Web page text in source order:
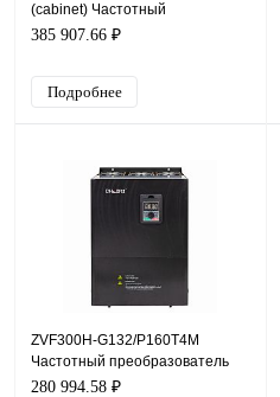
(cabinet) Частотный
преобразователь ZVF300H,
385 907.66 ₽
Подробнее
ZVF300H-G132/P160T4M
Частотный преобразователь
ZVF300H, 380В, 132кВт, 253А
280 994.58 ₽